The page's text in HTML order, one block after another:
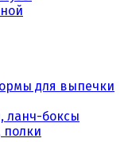
для выпечки
ланч-боксы
полки